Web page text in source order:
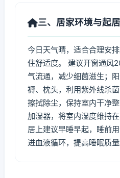
三、居家环境与起
今日天气晴，适合合理安
住舒适度。 建议开窗通风
气流通，减少细菌滋生；
褥、枕头，利用紫外线杀
擦拭除尘，保持室内干净
加湿器，将室内湿度维持
居上建议早睡早起，睡前
进血液循环，提高睡眠质量